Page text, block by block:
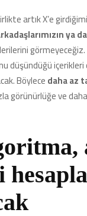
artık X’e
ya
görmeyeceğiz.
düşündüğü içerikleri
Böylecedaha az
görünürlüğe ve